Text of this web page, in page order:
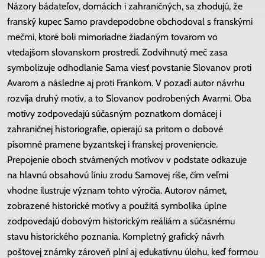
Názory bádateľov, domácich i zahraničných, sa zhodujú, že
franský kupec Samo pravdepodobne obchodoval s franskými
mečmi, ktoré boli mimoriadne žiadaným tovarom vo
vtedajšom slovanskom prostredí. Zodvihnutý meč zasa
symbolizuje odhodlanie Sama viesť povstanie Slovanov proti
Avarom a následne aj proti Frankom. V pozadí autor návrhu
rozvíja druhý motív, a to Slovanov podrobených Avarmi. Oba
motívy zodpovedajú súčasným poznatkom domácej i
zahraničnej historiografie, opierajú sa pritom o dobové
písomné pramene byzantskej i franskej proveniencie.
Prepojenie oboch stvárnených motívov v podstate odkazuje
na hlavnú obsahovú líniu zrodu Samovej ríše, čím veľmi
vhodne ilustruje význam tohto výročia. Autorov námet,
zobrazené historické motívy a použitá symbolika úplne
zodpovedajú dobovým historickým reáliám a súčasnému
stavu historického poznania. Kompletný grafický návrh
poštovej známky zároveň plní aj edukatívnu úlohu, keď formou